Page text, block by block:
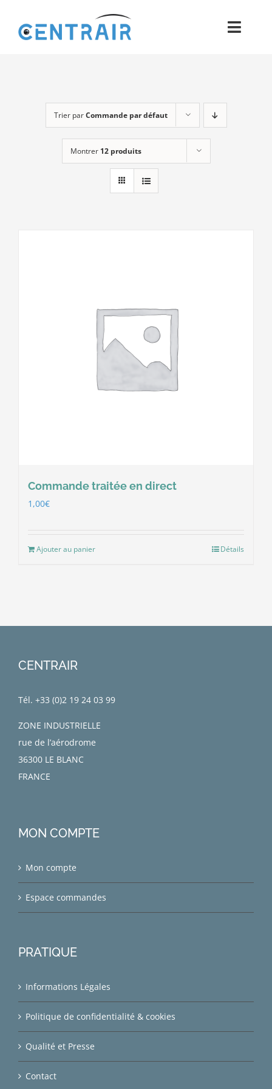
contenu
Moyens
Pièces
Process
Trier parCommande par défaut
Montrer 12 produits
Commande traitée en direct
1,00€
Ajouter au panier Détails
CENTRAIR
Tél. +33 (0)2 19 24 03 99
ZONE INDUSTRIELLE
rue de l’aérodrome
36300 LE BLANC
FRANCE
MON COMPTE
Mon compte
Espace commandes
PRATIQUE
Informations Légales
Politique de confidentialité & cookies
Qualité et Presse
Contact